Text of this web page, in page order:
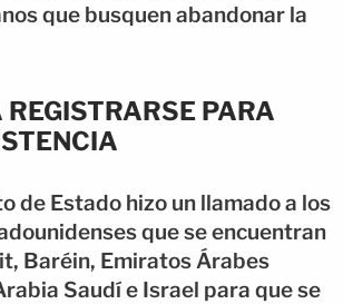
que busquen abandonar la
PARA
de Estado hizo un llamado a los
que se encuentran
Baréin, Emiratos Árabes
Saudí e Israel para que se